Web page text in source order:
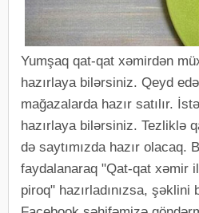
Yumşaq qat-qat xəmirdən
hazırlaya bilərsiniz. Qeyd
mağazalarda hazır satılır.
hazırlaya bilərsiniz. Tezliklə
də saytımızda hazır olacaq.
faydalanaraq "Qat-qat xəmir
piroq" hazırladınızsa,